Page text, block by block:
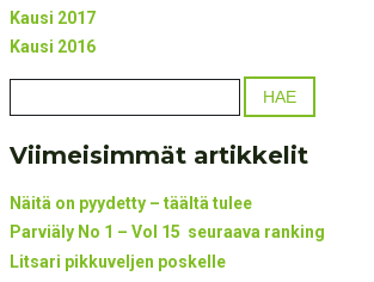
Kausi 2017
Kausi 2016
Viimeisimmät artikkelit
Näitä on pyydetty – täältä tulee
Parviäly No 1 – Vol 15 seuraava ranking
Litsari pikkuveljen poskelle